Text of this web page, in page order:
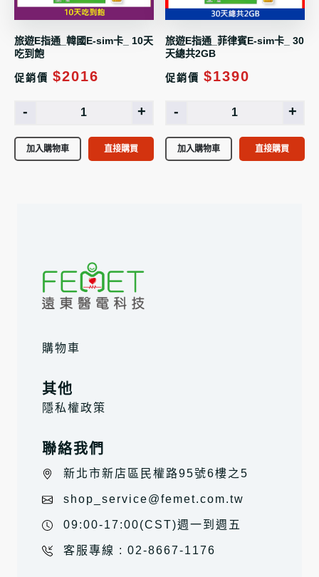
旅遊E指通_韓國E-sim卡_ 10天
吃到飽
促銷價 $2016
- +
加入購物車 直接購買
旅遊E指通_菲律賓E-sim卡_ 30
天總共2GB
促銷價 $1390
- +
加入購物車 直接購買
購物車
其他
隱私權政策
聯絡我們
新北市新店區民權路95號6樓之5
shop_service@femet.com.tw
09:00-17:00(CST)週一到週五
客服專線 : 02-8667-1176